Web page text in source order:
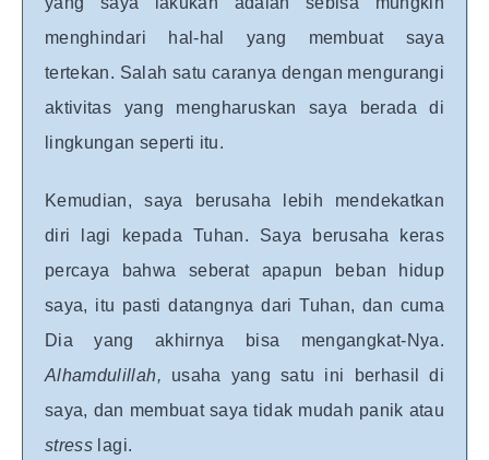
menghindari hal-hal yang membuat saya
tertekan. Salah satu caranya dengan mengurangi
aktivitas yang mengharuskan saya berada di
lingkungan seperti itu.
Kemudian, saya berusaha lebih mendekatkan
diri lagi kepada Tuhan. Saya berusaha keras
percaya bahwa seberat apapun beban hidup
saya, itu pasti datangnya dari Tuhan, dan cuma
Dia yang akhirnya bisa mengangkat-Nya.
Alhamdulillah, usaha yang satu ini berhasil di
saya, dan membuat saya tidak mudah panik atau
stress lagi.